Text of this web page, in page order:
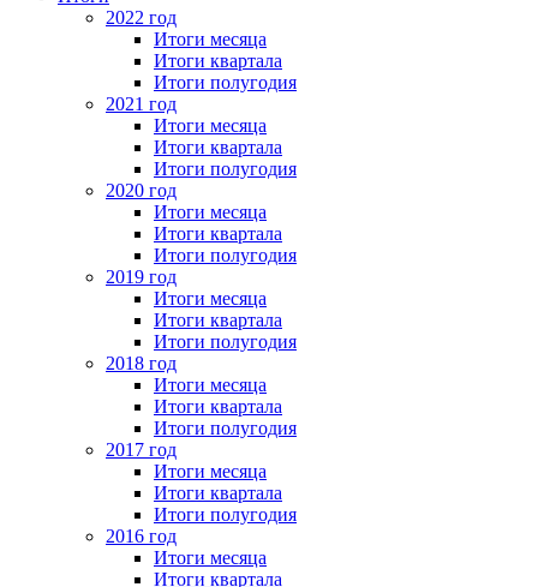
2022 год
Итоги месяца
Итоги квартала
Итоги полугодия
2021 год
Итоги месяца
Итоги квартала
Итоги полугодия
2020 год
Итоги месяца
Итоги квартала
Итоги полугодия
2019 год
Итоги месяца
Итоги квартала
Итоги полугодия
2018 год
Итоги месяца
Итоги квартала
Итоги полугодия
2017 год
Итоги месяца
Итоги квартала
Итоги полугодия
2016 год
Итоги месяца
Итоги квартала